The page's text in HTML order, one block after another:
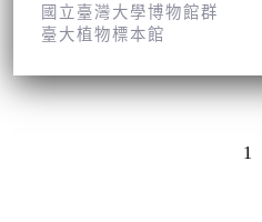
國立臺灣大學博物館群
臺大植物標本館
1